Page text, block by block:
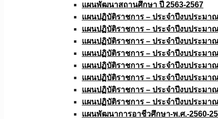
แผนพัฒนาสถานศึกษา ปี 2563-2567
แผนปฏิบัติราชการ – ประจำปีงบประมา
แผนปฏิบัติราชการ – ประจำปีงบประมา
แผนปฏิบัติราชการ – ประจำปีงบประมา
แผนปฏิบัติราชการ – ประจำปีงบประมา
แผนปฏิบัติราชการ – ประจำปีงบประมา
แผนปฏิบัติราชการ – ประจำปีงบประมา
แผนปฏิบัติราชการ – ประจำปีงบประมา
แผนปฏิบัติราชการ – ประจำปีงบประมา
แผนพัฒนาการอาชีวศึกษา-พ.ศ.-2560-